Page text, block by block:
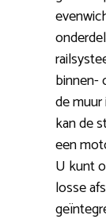
binnen-
de muur
kan de
een
U kunt
losse